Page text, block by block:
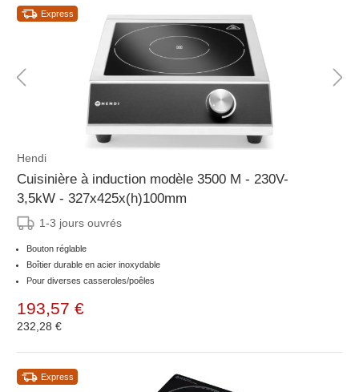
Express
Hendi
Cuisinière à induction modèle 3500 M - 230V-
3,5kW - 327x425x(h)100mm
1-3 jours ouvrés
Bouton réglable
Boîtier durable en acier inoxydable
Pour diverses casseroles/poêles
193,57 €
232,28 €
Express